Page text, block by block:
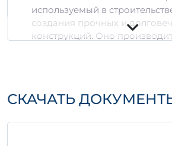
используемый в
создания прочных и
конструкций. Оно
Преимущества П
СКАЧАТЬ